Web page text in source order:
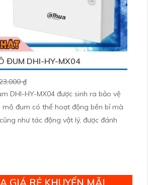
ĐUM DHI-HY-MX04
₫
DHI-HY-MX04 được sinh ra bảo vệ
đum có thể hoạt động bền bỉ mà
như tác động vật lý, được đánh
GIÁ RẺ KHUYẾN MÃI